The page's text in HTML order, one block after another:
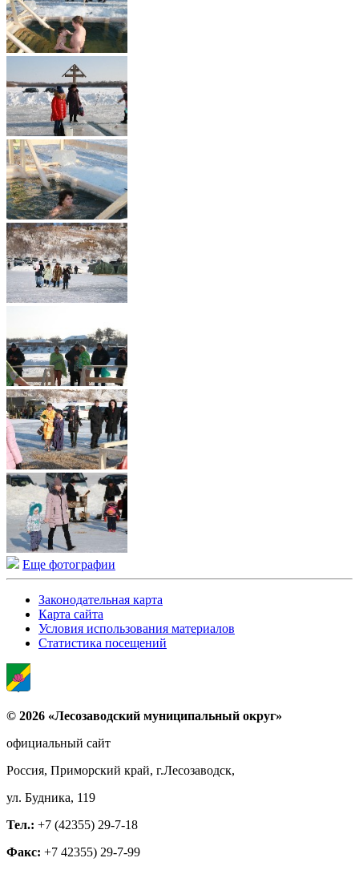
Еще фотографии
Законодательная карта
Карта сайта
Условия использования материалов
Статистика посещений
© 2026 «Лесозаводский муниципальный округ»
официальный сайт
Россия, Приморский край, г.Лесозаводск,
ул. Будника, 119
Тел.: +7 (42355) 29-7-18
Факс: +7 42355) 29-7-99